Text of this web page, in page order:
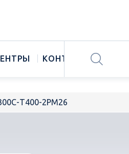
КОНТАКТЫ
Т400-2РМ26